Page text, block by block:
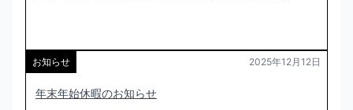
お知らせ 2025年12月12日
年末年始休暇のお知らせ